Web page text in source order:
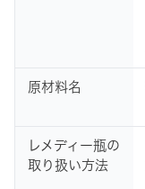
原材料名
レメディー瓶の
取り扱い方法